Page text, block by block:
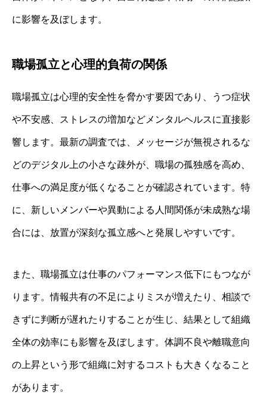
に影響を及ぼします。
職場孤立と心理的負荷の関係
職場孤立は心理的安全性を脅かす要因であり、うつ症状
や不安感、ストレスの増加などメンタルヘルスに直接影
響します。最新の調査では、メッセージが無視されるな
どのデジタル上の小さな疎外が、職場の孤独感を高め、
仕事への満足度が低くなることが確認されています。特
に、新しいメンバーや異動による人間関係が未成熟な場
合には、放置が深刻な孤立感へと発展しやすいです。
また、職場孤立は仕事のパフォーマンス低下にもつなが
ります。情報共有の不足によりミスが増えたり、相談で
きずに判断が遅れたりすることが生じ、結果として組織
全体の効率にも影響を及ぼします。体調不良や離職意向
の上昇という形で組織に対するコストも大きくなること
があります。